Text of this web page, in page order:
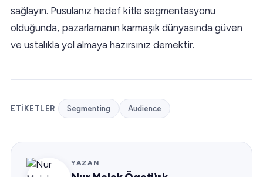
sağlayın. Pusulanız hedef kitle segmentasyonu
olduğunda, pazarlamanın karmaşık dünyasında güven
ve ustalıkla yol almaya hazırsınız demektir.
ETIKETLER Segmenting Audience
YAZAN